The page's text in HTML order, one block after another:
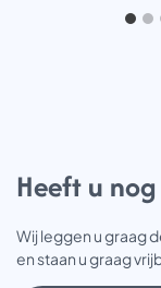
Heeft u
Wij leggen u graag
en staan u graag